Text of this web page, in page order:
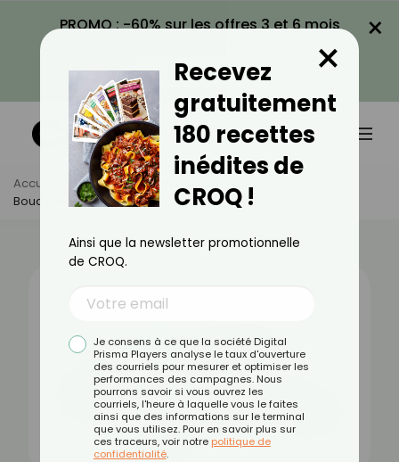
PROMO : -60% sur les offres 3 et 6 mois
VOIR LA PROMO
×
Accueil Actus
Alimentation
Boudin Noir : Bienfaits, Valeurs Nutritionnelles Et Recettes
Recevez
gratuitement
180 recettes
inédites de
CROQ !
×
Ainsi que la newsletter promotionnelle
de CROQ.
Je consens à ce que la société Digital
Prisma Players analyse le taux d'ouverture
des courriels pour mesurer et optimiser les
performances des campagnes. Nous
pourrons savoir si vous ouvrez les
courriels, l'heure à laquelle vous le faites
ainsi que des informations sur le terminal
que vous utilisez. Pour en savoir plus sur
ces traceurs, voir notre politique de
confidentialité.